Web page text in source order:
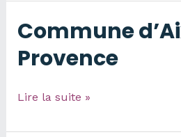
Commune
Provence
Commune
en-
Lire la suite »